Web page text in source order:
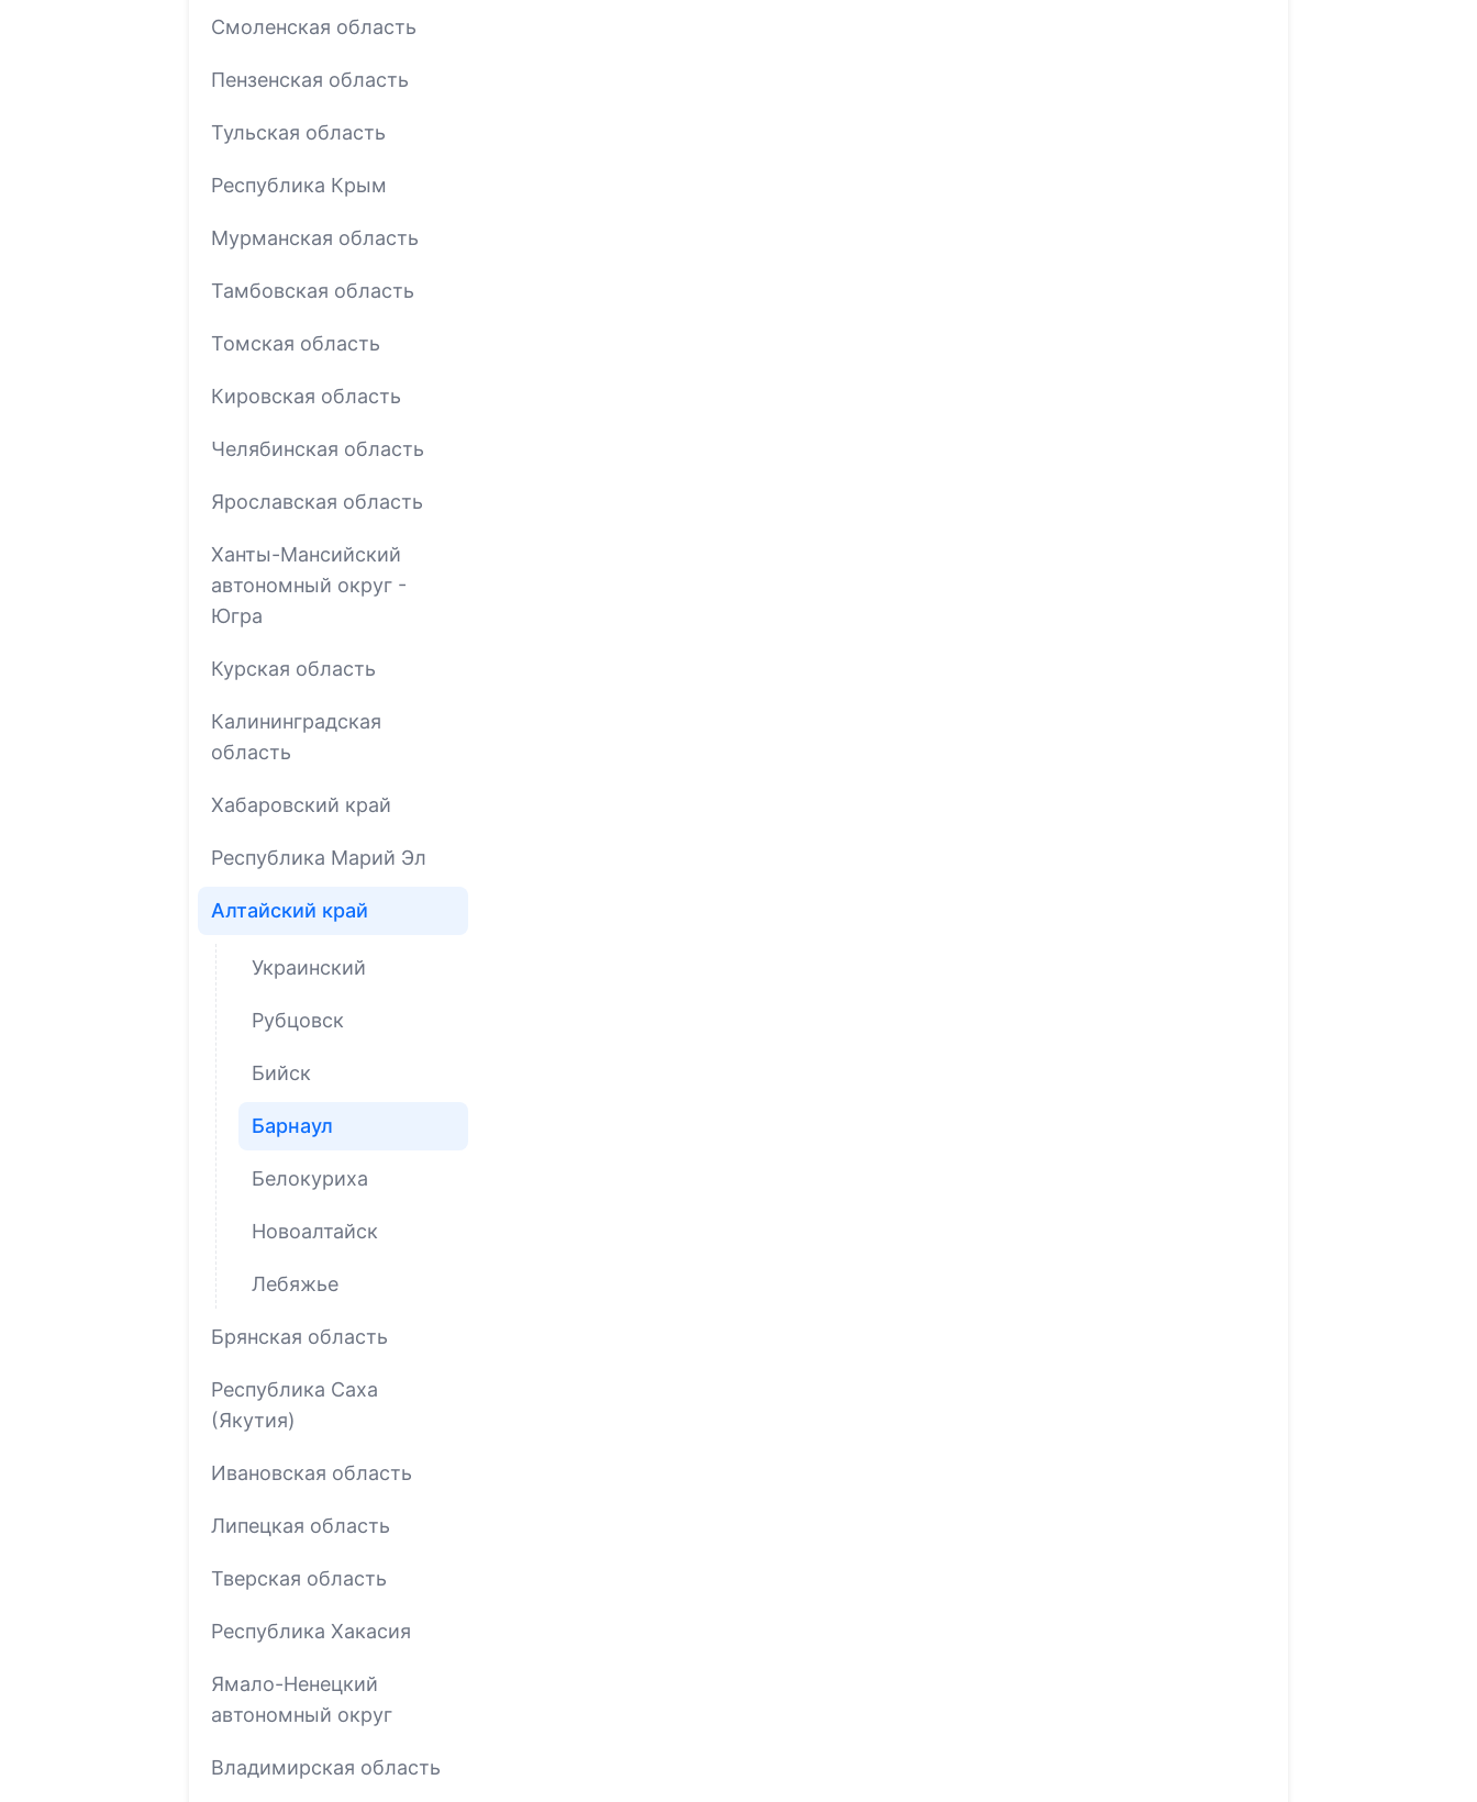
Смоленская область
Пензенская область
Тульская область
Республика Крым
Мурманская область
Тамбовская область
Томская область
Кировская область
Челябинская область
Ярославская область
Ханты-Мансийский
автономный округ -
Югра
Курская область
Калининградская
область
Хабаровский край
Республика Марий Эл
Алтайский край
Украинский
Рубцовск
Бийск
Барнаул
Белокуриха
Новоалтайск
Лебяжье
Брянская область
Республика Саха
(Якутия)
Ивановская область
Липецкая область
Тверская область
Республика Хакасия
Ямало-Ненецкий
автономный округ
Владимирская область